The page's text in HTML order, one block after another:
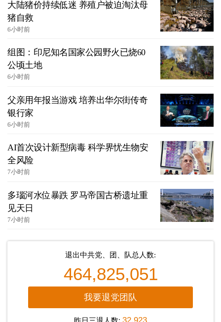
大陆猪价持续低迷 养殖户被迫淘汰母
猪自救
6小时前
组图：印尼知名国家公园野火已烧60
公顷土地
6小时前
父亲用年报当游戏 培养出华尔街传奇
银行家
6小时前
AI首次设计新型病毒 科学界忧生物安
全风险
7小时前
多瑙河水位暴跌 罗马帝国古桥遗址重
见天日
7小时前
退出中共党、团、队总人数:
464,825,051
我要退党团队